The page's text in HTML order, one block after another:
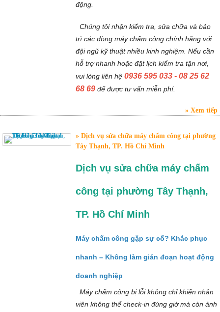
động.
Chúng tôi nhận kiểm tra, sửa chữa và bảo
trì các dòng máy chấm công chính hãng với
đội ngũ kỹ thuật nhiều kinh nghiệm. Nếu cần
hỗ trợ nhanh hoặc đặt lịch kiểm tra tận nơi,
vui lòng liên hệ0936 595 033 - 08 25 62
68 69 để được tư vấn miễn phí.
Xem tiếp
Dịch vụ sửa chữa máy chấm công tại phường
Tây Thạnh, TP. Hồ Chí Minh
Dịch vụ sửa chữa máy chấm
công tại phường Tây Thạnh,
TP. Hồ Chí Minh
Máy chấm công gặp sự cố? Khắc phục
nhanh – Không làm gián đoạn hoạt động
doanh nghiệp
Máy chấm công bị lỗi không chỉ khiến nhân
viên không thể check-in đúng giờ mà còn ảnh